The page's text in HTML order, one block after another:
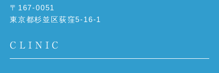
〒167-0051
東京都杉並区荻窪5-16-1
CLINIC